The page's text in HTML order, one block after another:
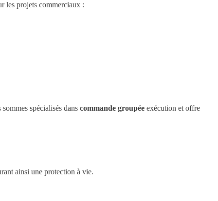
les projets commerciaux :
spécialisés dans commande groupée exécution et offre
ainsi une protection à vie.